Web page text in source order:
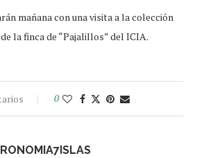
mañana con una visita a la colección
la finca de “Pajalillos” del ICIA.
0